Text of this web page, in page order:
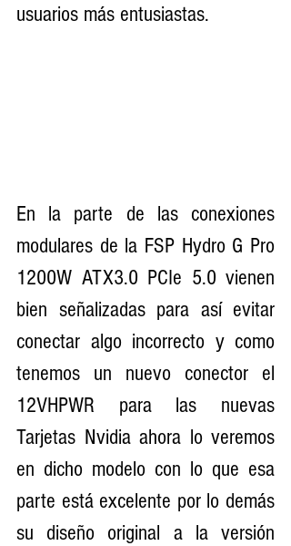
usuarios más entusiastas.
En la parte de las conexiones
modulares de la FSP Hydro G Pro
1200W ATX3.0 PCIe 5.0 vienen
bien señalizadas para así evitar
conectar algo incorrecto y como
tenemos un nuevo conector el
12VHPWR para las nuevas
Tarjetas Nvidia ahora lo veremos
en dicho modelo con lo que esa
parte está excelente por lo demás
su diseño original a la versión